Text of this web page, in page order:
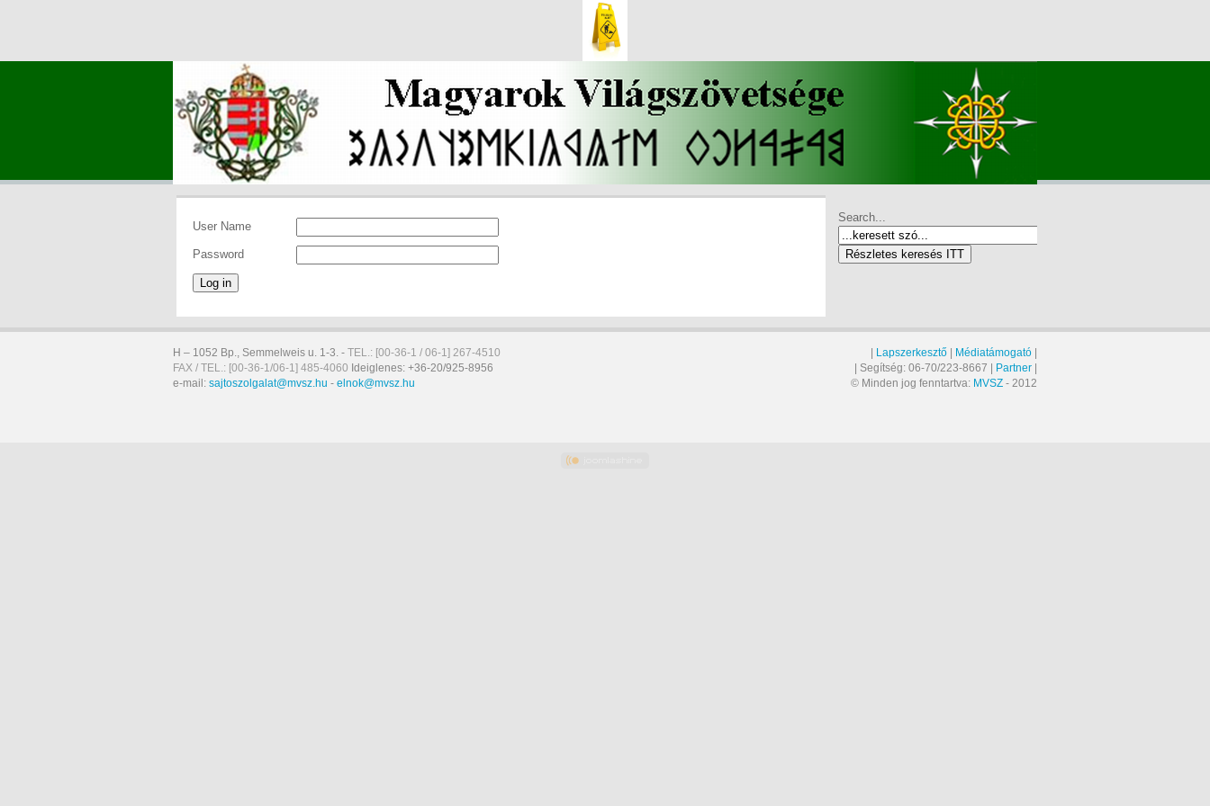
User Name
Password
Log in
Search...
H – 1052 Bp., Semmelweis u. 1-3. - TEL.: [00-36-1 / 06-1] 267-4510
FAX / TEL.: [00-36-1/06-1] 485-4060 Ideiglenes: +36-20/925-8956
e-mail: sajtoszolgalat@mvsz.hu - elnok@mvsz.hu
Lapszerkesztő Médiatámogató
| Segítség: 06-70/223-8667 |
Partner
© Minden jog fenntartva: MVSZ - 2012